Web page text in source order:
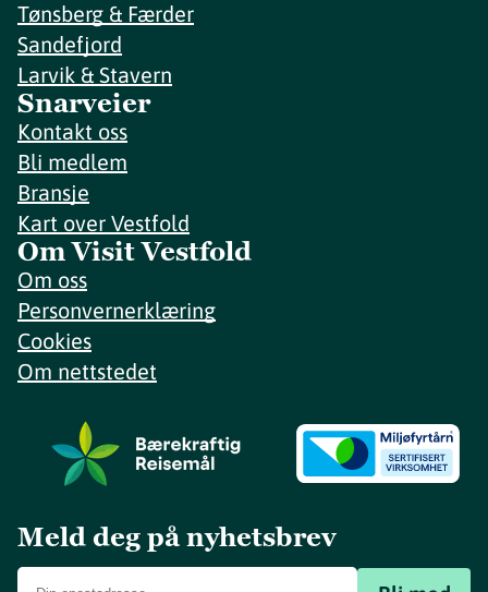
Tønsberg & Færder
Sandefjord
Larvik & Stavern
Snarveier
Kontakt oss
Bli medlem
Bransje
Kart over Vestfold
Om Visit Vestfold
Om oss
Personvernerklæring
Cookies
Om nettstedet
Meld deg på nyhetsbrev